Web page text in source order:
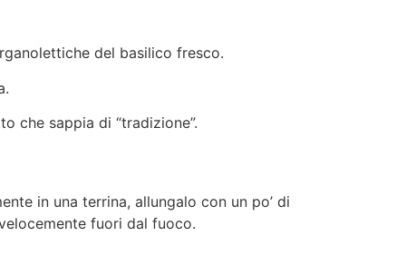
del basilico fresco.
che sappia di “tradizione”.
in una terrina, allungalo con un po’ di
fuori dal fuoco.